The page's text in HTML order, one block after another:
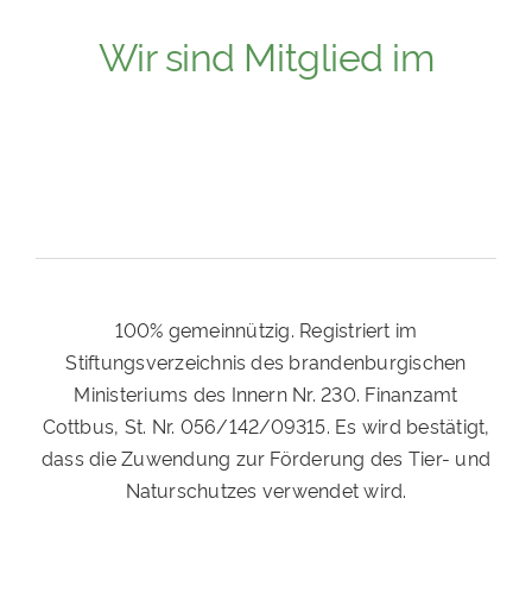
Wir sind Mitglied im
100% gemeinnützig. Registriert im
Stiftungsverzeichnis des brandenburgischen
Ministeriums des Innern Nr. 230. Finanzamt
Cottbus, St. Nr. 056/142/09315. Es wird bestätigt,
dass die Zuwendung zur Förderung des Tier- und
Naturschutzes verwendet wird.